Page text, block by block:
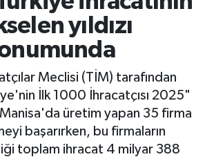
yıldızı
Meclisi (TİM) tarafından
İlk 1000 İhracatçısı 2025"
Manisa'da üretim yapan 35 firma
başarırken, bu firmaların
toplam ihracat 4 milyar 388